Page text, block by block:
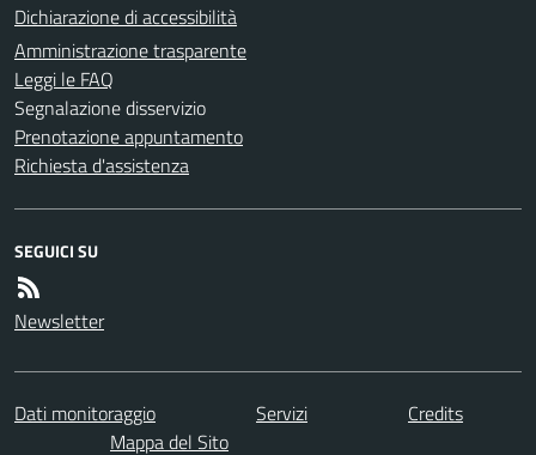
Dichiarazione di accessibilità
Amministrazione trasparente
Leggi le FAQ
Segnalazione disservizio
Prenotazione appuntamento
Richiesta d'assistenza
SEGUICI SU
Newsletter
Dati monitoraggio Servizi
Credits
Mappa del Sito